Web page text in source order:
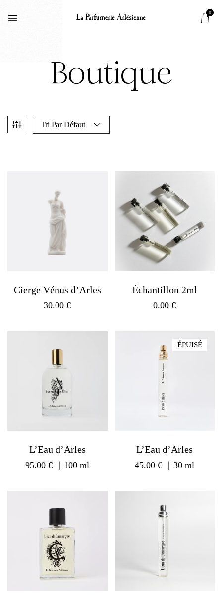
0
Boutique
Tri Par Défaut
Cierge Vénus d’Arles
30.00€
Échantillon 2ml
0.00€
L’Eau d’Arles
95.00€ ｜100 ml
ÉPUISÉ
L’Eau d’Arles
45.00€ ｜30 ml